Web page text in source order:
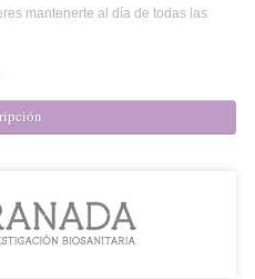
mantenerte al día de todas las